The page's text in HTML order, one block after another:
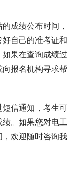
成绩公布时间，
自己的准考证和
果在查询成绩过
报名机构寻求帮
信通知，考生可
。如果您对电工
欢迎随时咨询我